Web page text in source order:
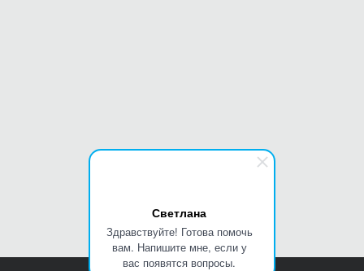
Светлана
Здравствуйте! Готова помочь
вам. Напишите мне, если у
вас появятся вопросы.